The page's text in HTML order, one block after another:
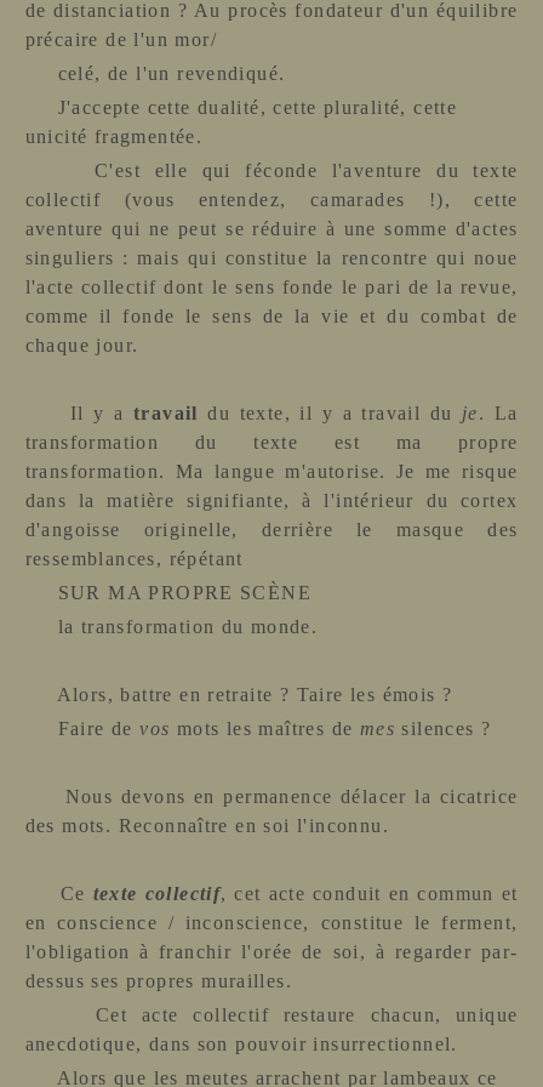
de distanciation ? Au procès fondateur d'un équilibre
précaire de l'un mor/
celé, de l'un revendiqué.
J'accepte cette dualité, cette pluralité, cette
unicité fragmentée.
C'est elle qui féconde l'aventure du texte
collectif (vous entendez, camarades !), cette
aventure qui ne peut se réduire à une somme d'actes
singuliers : mais qui constitue la rencontre qui noue
l'acte collectif dont le sens fonde le pari de la revue,
comme il fonde le sens de la vie et du combat de
chaque jour.
Il y a travail du texte, il y a travail du je. La
transformation du texte est ma propre
transformation. Ma langue m'autorise. Je me risque
dans la matière signifiante, à l'intérieur du cortex
d'angoisse originelle, derrière le masque des
ressemblances, répétant
SUR MA PROPRE SCÈNE
la transformation du monde.
Alors, battre en retraite ? Taire les émois ?
Faire devos mots les maîtres de mes silences ?
Nous devons en permanence délacer la cicatrice
des mots. Reconnaître en soi l'inconnu.
Ce texte collectif, cet acte conduit en commun et
en conscience / inconscience, constitue le ferment,
l'obligation à franchir l'orée de soi, à regarder par-
dessus ses propres murailles.
Cet acte collectif restaure chacun, unique
anecdotique, dans son pouvoir insurrectionnel.
Alors que les meutes arrachent par lambeaux ce